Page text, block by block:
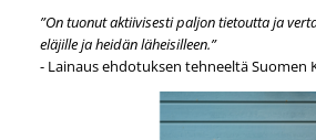
”On tuonut aktiivisesti paljon tietoutta ja
eläjille ja heidän läheisilleen.”
- Lainaus ehdotuksen tehneeltä Suomen